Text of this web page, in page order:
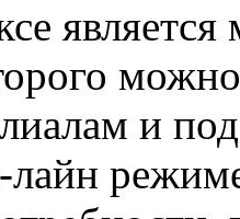
можно
и